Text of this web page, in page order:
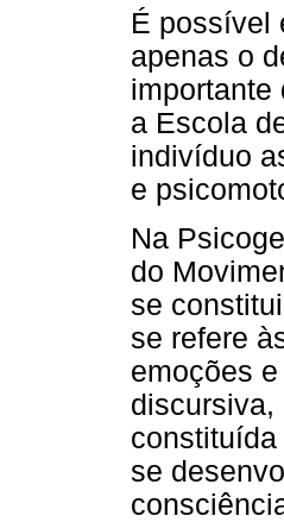
É possível
apenas o
importante
a Escola
indivíduo
e
Na
do
se
se refere
emoções
discursiva,
se